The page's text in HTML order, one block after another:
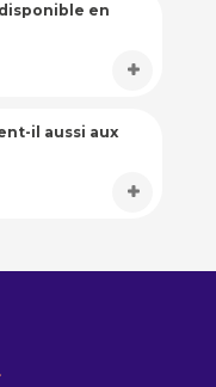
en
il aussi aux